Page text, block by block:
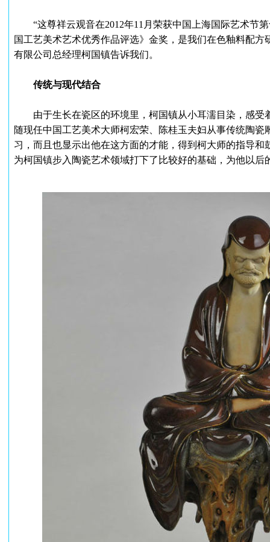
“这尊祥云观音在2012年11月荣获中国上海国际艺术节
国工艺美术艺术优秀作品评选》金奖，是我们在色釉料配
有限公司总经理柯国镇告诉我们。
传统与现代结合
由于生长在瓷区的环境里，柯国镇从小耳濡目染，感受
随现任中国工艺美术大师柯宏荣、陈桂玉夫妇从事传统陶
习，而且也显示出他在这方面的才能，得到柯大师的指导
为柯国镇步入陶瓷艺术领域打下了比较好的基础，为他以后